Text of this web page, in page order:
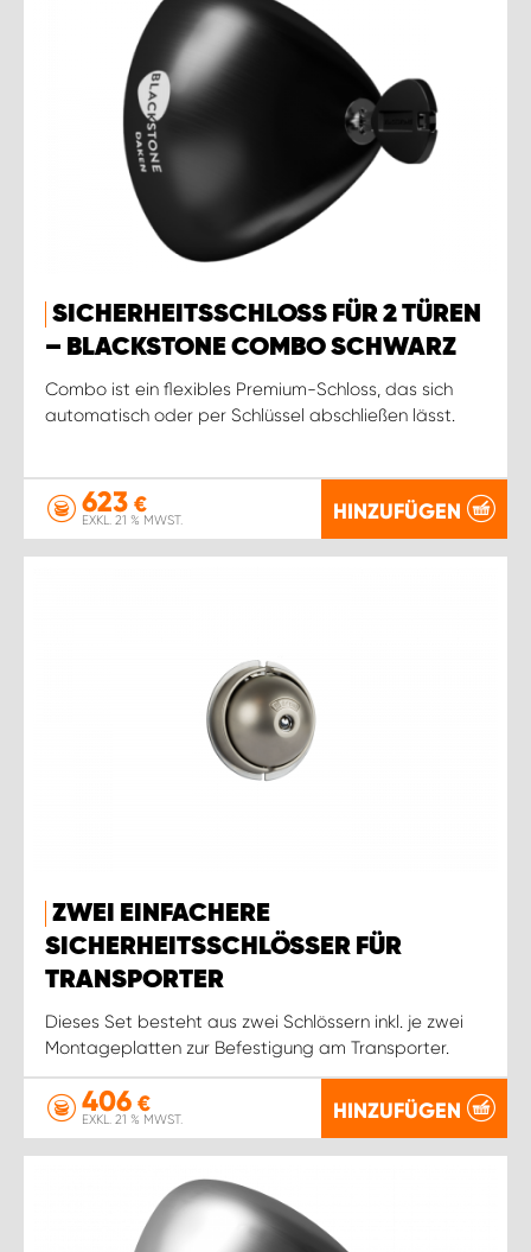
SICHERHEITSSCHLOSS FÜR 2 TÜREN
– BLACKSTONE COMBO SCHWARZ
Combo ist ein flexibles Premium-Schloss, das sich
automatisch oder per Schlüssel abschließen lässt.
623 €
EXKL. 21 % MWST. HINZUFÜGEN
ZWEI EINFACHERE
SICHERHEITSSCHLÖSSER FÜR
TRANSPORTER
Dieses Set besteht aus zwei Schlössern inkl. je zwei
Montageplatten zur Befestigung am Transporter.
406 €
EXKL. 21 % MWST. HINZUFÜGEN